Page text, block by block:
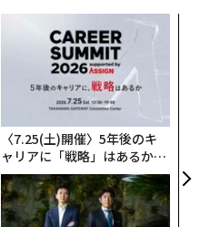
〈7.25(土)開催〉5年後のキ
ャリアに「戦略」はあるか。
トップエグゼクティブのキャ
リアに触れる1日│CAREER S
UMMIT 2026